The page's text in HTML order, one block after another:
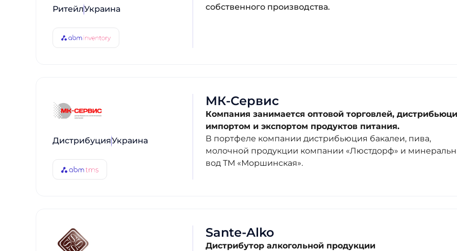
РитейлУкраина
собственного производства.
ДистрибуцияУкраина
МК-Сервис
Компания занимается оптовой торговлей,
импортом и экспортом продуктов питания.
В портфеле компании дистрибьюция бакалеи, пива,
молочной продукции компании «Люстдорф» и
вод ТМ «Моршинская».
Sante-Alko
Дистрибутор алкогольной продукции